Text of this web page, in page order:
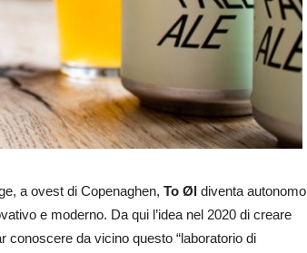
a ovest di Copenaghen, To Øl diventa autonomo
e moderno. Da qui l’idea nel 2020 di creare
conoscere da vicino questo “laboratorio di